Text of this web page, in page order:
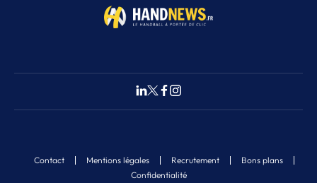
Contact Mentions légales Recrutement
Bons plans
Confidentialité